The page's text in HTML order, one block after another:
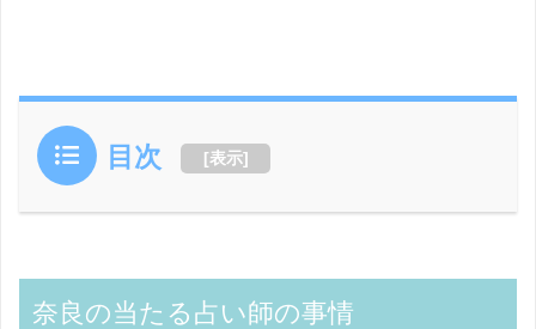
目次 [表示]
奈良の当たる占い師の事情